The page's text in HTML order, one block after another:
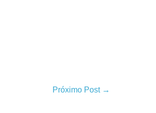
Próximo Post →